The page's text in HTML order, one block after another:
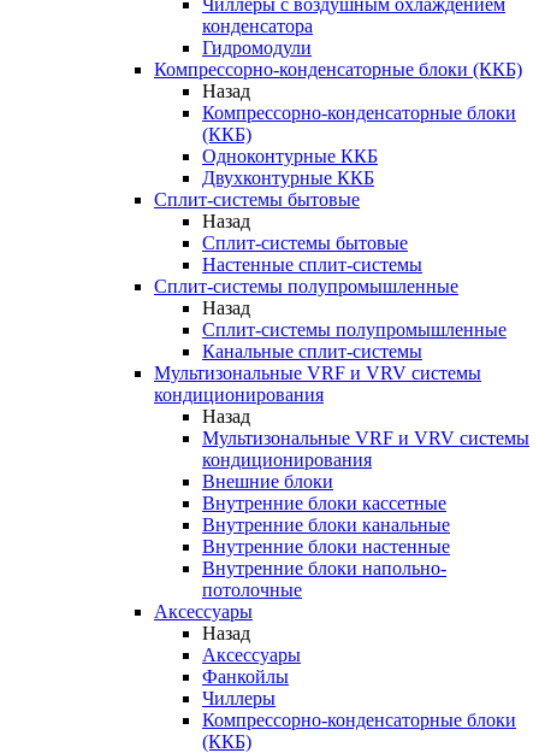
Чиллеры с воздушным охлаждением
конденсатора
Гидромодули
Компрессорно-конденсаторные блоки (ККБ)
Назад
Компрессорно-конденсаторные блоки
(ККБ)
Одноконтурные ККБ
Двухконтурные ККБ
Сплит-системы бытовые
Назад
Сплит-системы бытовые
Настенные сплит-системы
Сплит-системы полупромышленные
Назад
Сплит-системы полупромышленные
Канальные сплит-системы
Мультизональные VRF и VRV системы
кондиционирования
Назад
Мультизональные VRF и VRV системы
кондиционирования
Внешние блоки
Внутренние блоки кассетные
Внутренние блоки канальные
Внутренние блоки настенные
Внутренние блоки напольно-
потолочные
Аксессуары
Назад
Аксессуары
Фанкойлы
Чиллеры
Компрессорно-конденсаторные блоки
(ККБ)